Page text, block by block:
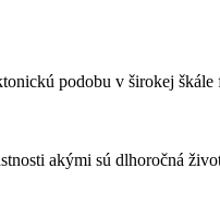
podobu v širokej
akými sú dlhoročná